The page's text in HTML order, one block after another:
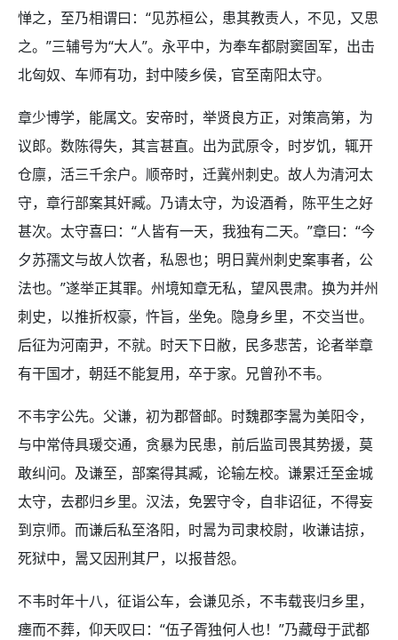
惮之，至乃相谓曰：“见苏桓公，患其教责人，不见，又思
之。”三辅号为“大人”。永平中，为奉车都尉窦固军，出击
北匈奴、车师有功，封中陵乡侯，官至南阳太守。
章少博学，能属文。安帝时，举贤良方正，对策高第，为
议郎。数陈得失，其言甚直。出为武原令，时岁饥，辄开
仓廪，活三千余户。顺帝时，迁冀州刺史。故人为清河太
守，章行部案其奸臧。乃请太守，为设酒肴，陈平生之好
甚次。太守喜曰：“人皆有一天，我独有二天。”章曰：“今
夕苏孺文与故人饮者，私恩也；明日冀州刺史案事者，公
法也。”遂举正其罪。州境知章无私，望风畏肃。换为并州
刺史，以推折权豪，忤旨，坐免。隐身乡里，不交当世。
后征为河南尹，不就。时天下日敝，民多悲苦，论者举章
有干国才，朝廷不能复用，卒于家。兄曾孙不韦。
不韦字公先。父谦，初为郡督邮。时魏郡李暠为美阳令，
与中常侍具瑗交通，贪暴为民患，前后监司畏其势援，莫
敢纠问。及谦至，部案得其臧，论输左校。谦累迁至金城
太守，去郡归乡里。汉法，免罢守令，自非诏征，不得妄
到京师。而谦后私至洛阳，时暠为司隶校尉，收谦诘掠，
死狱中，暠又因刑其尸，以报昔怨。
不韦时年十八，征诣公车，会谦见杀，不韦载丧归乡里，
瘗而不葬，仰天叹曰：“伍子胥独何人也！”乃藏母于武都